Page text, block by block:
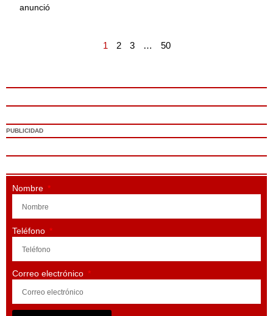
anunció
1 2 3 … 50
PUBLICIDAD
Nombre
Teléfono
Correo electrónico